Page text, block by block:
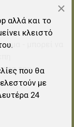
- μπορεί να
του
×
αλλά και το
κλειστό
που θα
με
24